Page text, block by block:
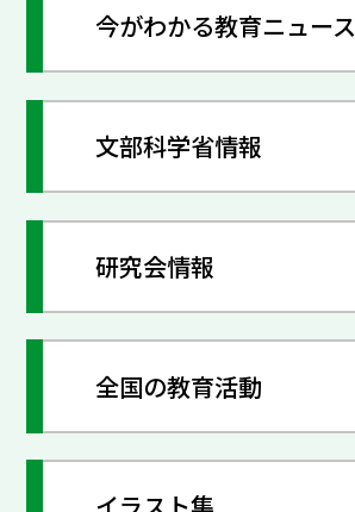
今がわかる教育ニュース
文部科学省情報
研究会情報
全国の教育活動